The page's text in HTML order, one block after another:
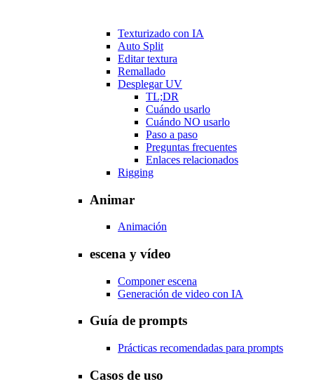
Texturizado con IA
Auto Split
Editar textura
Remallado
Desplegar UV
TL;DR
Cuándo usarlo
Cuándo NO usarlo
Paso a paso
Preguntas frecuentes
Enlaces relacionados
Rigging
Animar
Animación
escena y vídeo
Componer escena
Generación de video con IA
Guía de prompts
Prácticas recomendadas para prompts
Casos de uso